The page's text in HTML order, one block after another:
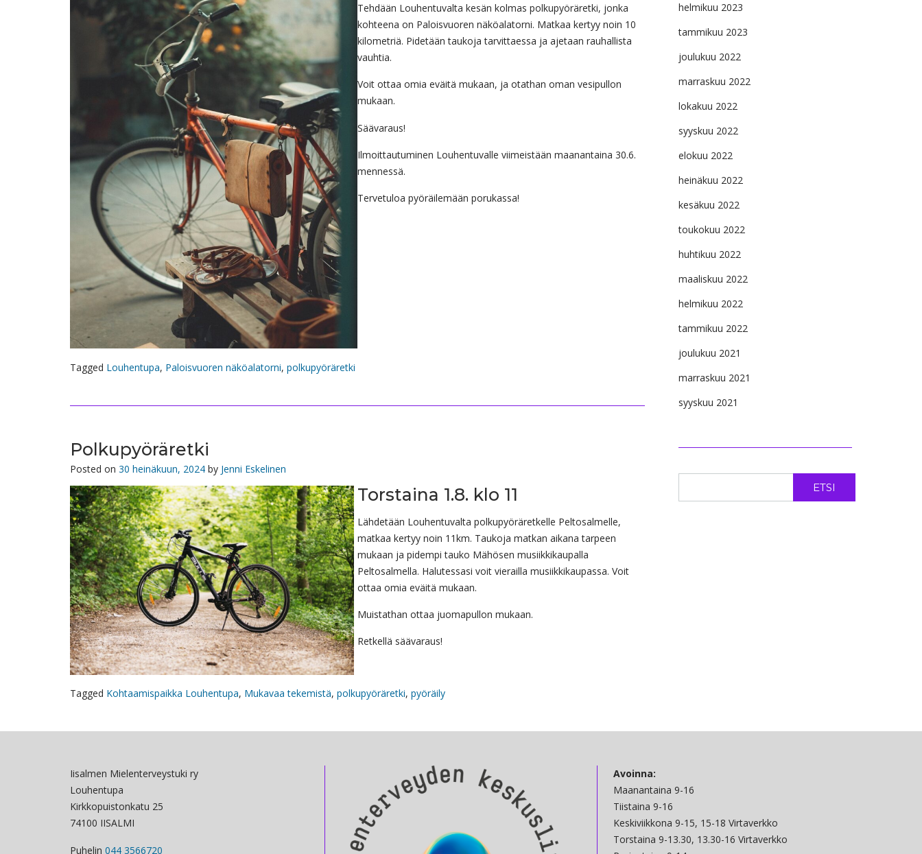
Tehdään Louhentuvalta kesän kolmas polkupyöräretki, jonka
kohteena on Paloisvuoren näköalatorni. Matkaa kertyy noin 10
kilometriä. Pidetään taukoja tarvittaessa ja ajetaan rauhallista
vauhtia.
Voit ottaa omia eväitä mukaan, ja otathan oman vesipullon
mukaan.
Säävaraus!
Ilmoittautuminen Louhentuvalle viimeistään maanantaina 30.6.
mennessä.
Tervetuloa pyöräilemään porukassa!
Tagged Louhentupa, Paloisvuoren näköalatorni, polkupyöräretki
Polkupyöräretki
Posted on 30 heinäkuun, 2024 by Jenni Eskelinen
Torstaina 1.8. klo 11
Lähdetään Louhentuvalta polkupyöräretkelle Peltosalmelle,
matkaa kertyy noin 11km. Taukoja matkan aikana tarpeen
mukaan ja pidempi tauko Mähösen musiikkikaupalla
Peltosalmella. Halutessasi voit vierailla musiikkikaupassa. Voit
ottaa omia eväitä mukaan.
Muistathan ottaa juomapullon mukaan.
Retkellä säävaraus!
Tagged Kohtaamispaikka Louhentupa, Mukavaa tekemistä, polkupyöräretki, pyöräily
helmikuu 2023
tammikuu 2023
joulukuu 2022
marraskuu 2022
lokakuu 2022
syyskuu 2022
elokuu 2022
heinäkuu 2022
kesäkuu 2022
toukokuu 2022
huhtikuu 2022
maaliskuu 2022
helmikuu 2022
tammikuu 2022
joulukuu 2021
marraskuu 2021
syyskuu 2021
ETSI
Iisalmen Mielenterveystuki ry
Louhentupa
Kirkkopuistonkatu 25
74100 IISALMI
Puhelin 044 3566720
Avoinna:
Maanantaina 9-16
Tiistaina 9-16
Keskiviikkona 9-15, 15-18 Virtaverkko
Torstaina 9-13.30, 13.30-16 Virtaverkko